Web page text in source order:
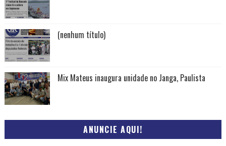
(nenhum título)
Mix Mateus inaugura unidade no Janga, Paulista
ANUNCIE AQUI!